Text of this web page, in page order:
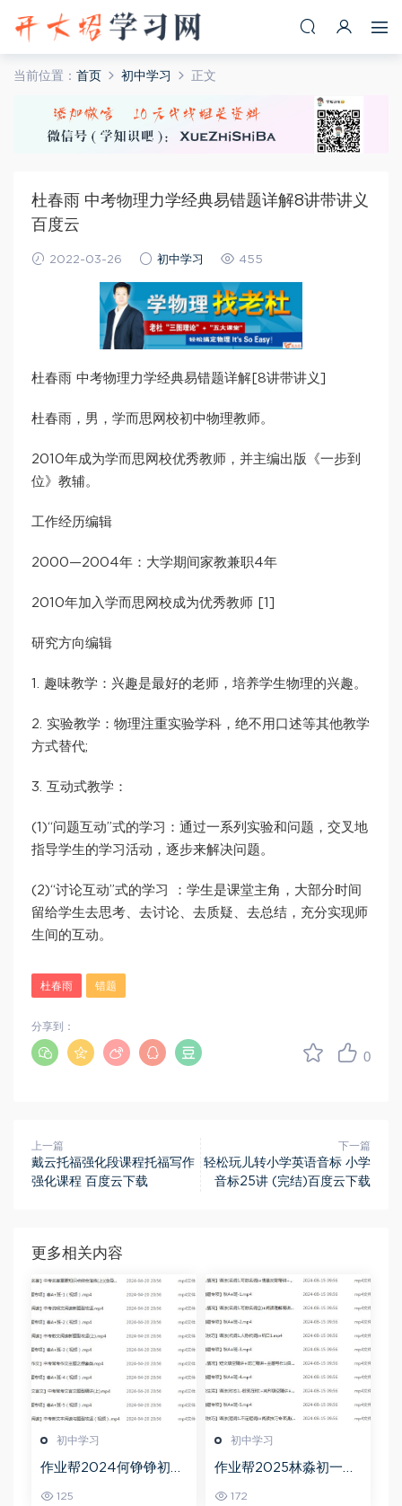
当前位置： 首页 初中学习 正文
杜春雨 中考物理力学经典易错题详解8讲带讲义
百度云
2022-03-26 初中学习 455
杜春雨 中考物理力学经典易错题详解[8讲带讲义]
杜春雨，男，学而思网校初中物理教师。
2010年成为学而思网校优秀教师，并主编出版《一步到
位》教辅。
工作经历编辑
2000—2004年：大学期间家教兼职4年
2010年加入学而思网校成为优秀教师 [1]
研究方向编辑
1. 趣味教学：兴趣是最好的老师，培养学生物理的兴趣。
2. 实验教学：物理注重实验学科，绝不用口述等其他教学
方式替代;
3. 互动式教学：
(1)“问题互动”式的学习：通过一系列实验和问题，交叉地
指导学生的学习活动，逐步来解决问题。
(2)“讨论互动”式的学习 ：学生是课堂主角，大部分时间
留给学生去思考、去讨论、去质疑、去总结，充分实现师
生间的互动。
杜春雨 错题
0
分享到：
上一篇
戴云托福强化段课程托福写作
强化课程 百度云下载
下一篇
轻松玩儿转小学英语音标 小学
音标25讲 (完结)百度云下载
更多相关内容
初中学习
作业帮2024何铮铮初三
125
初中学习
作业帮2025林淼初一英
172